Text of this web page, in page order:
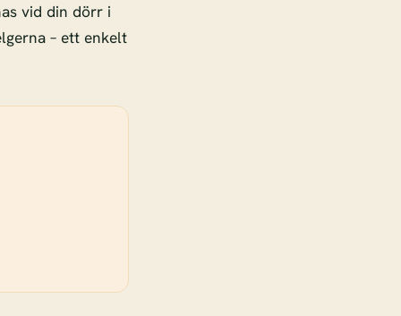
vid din dörr i
– ett enkelt